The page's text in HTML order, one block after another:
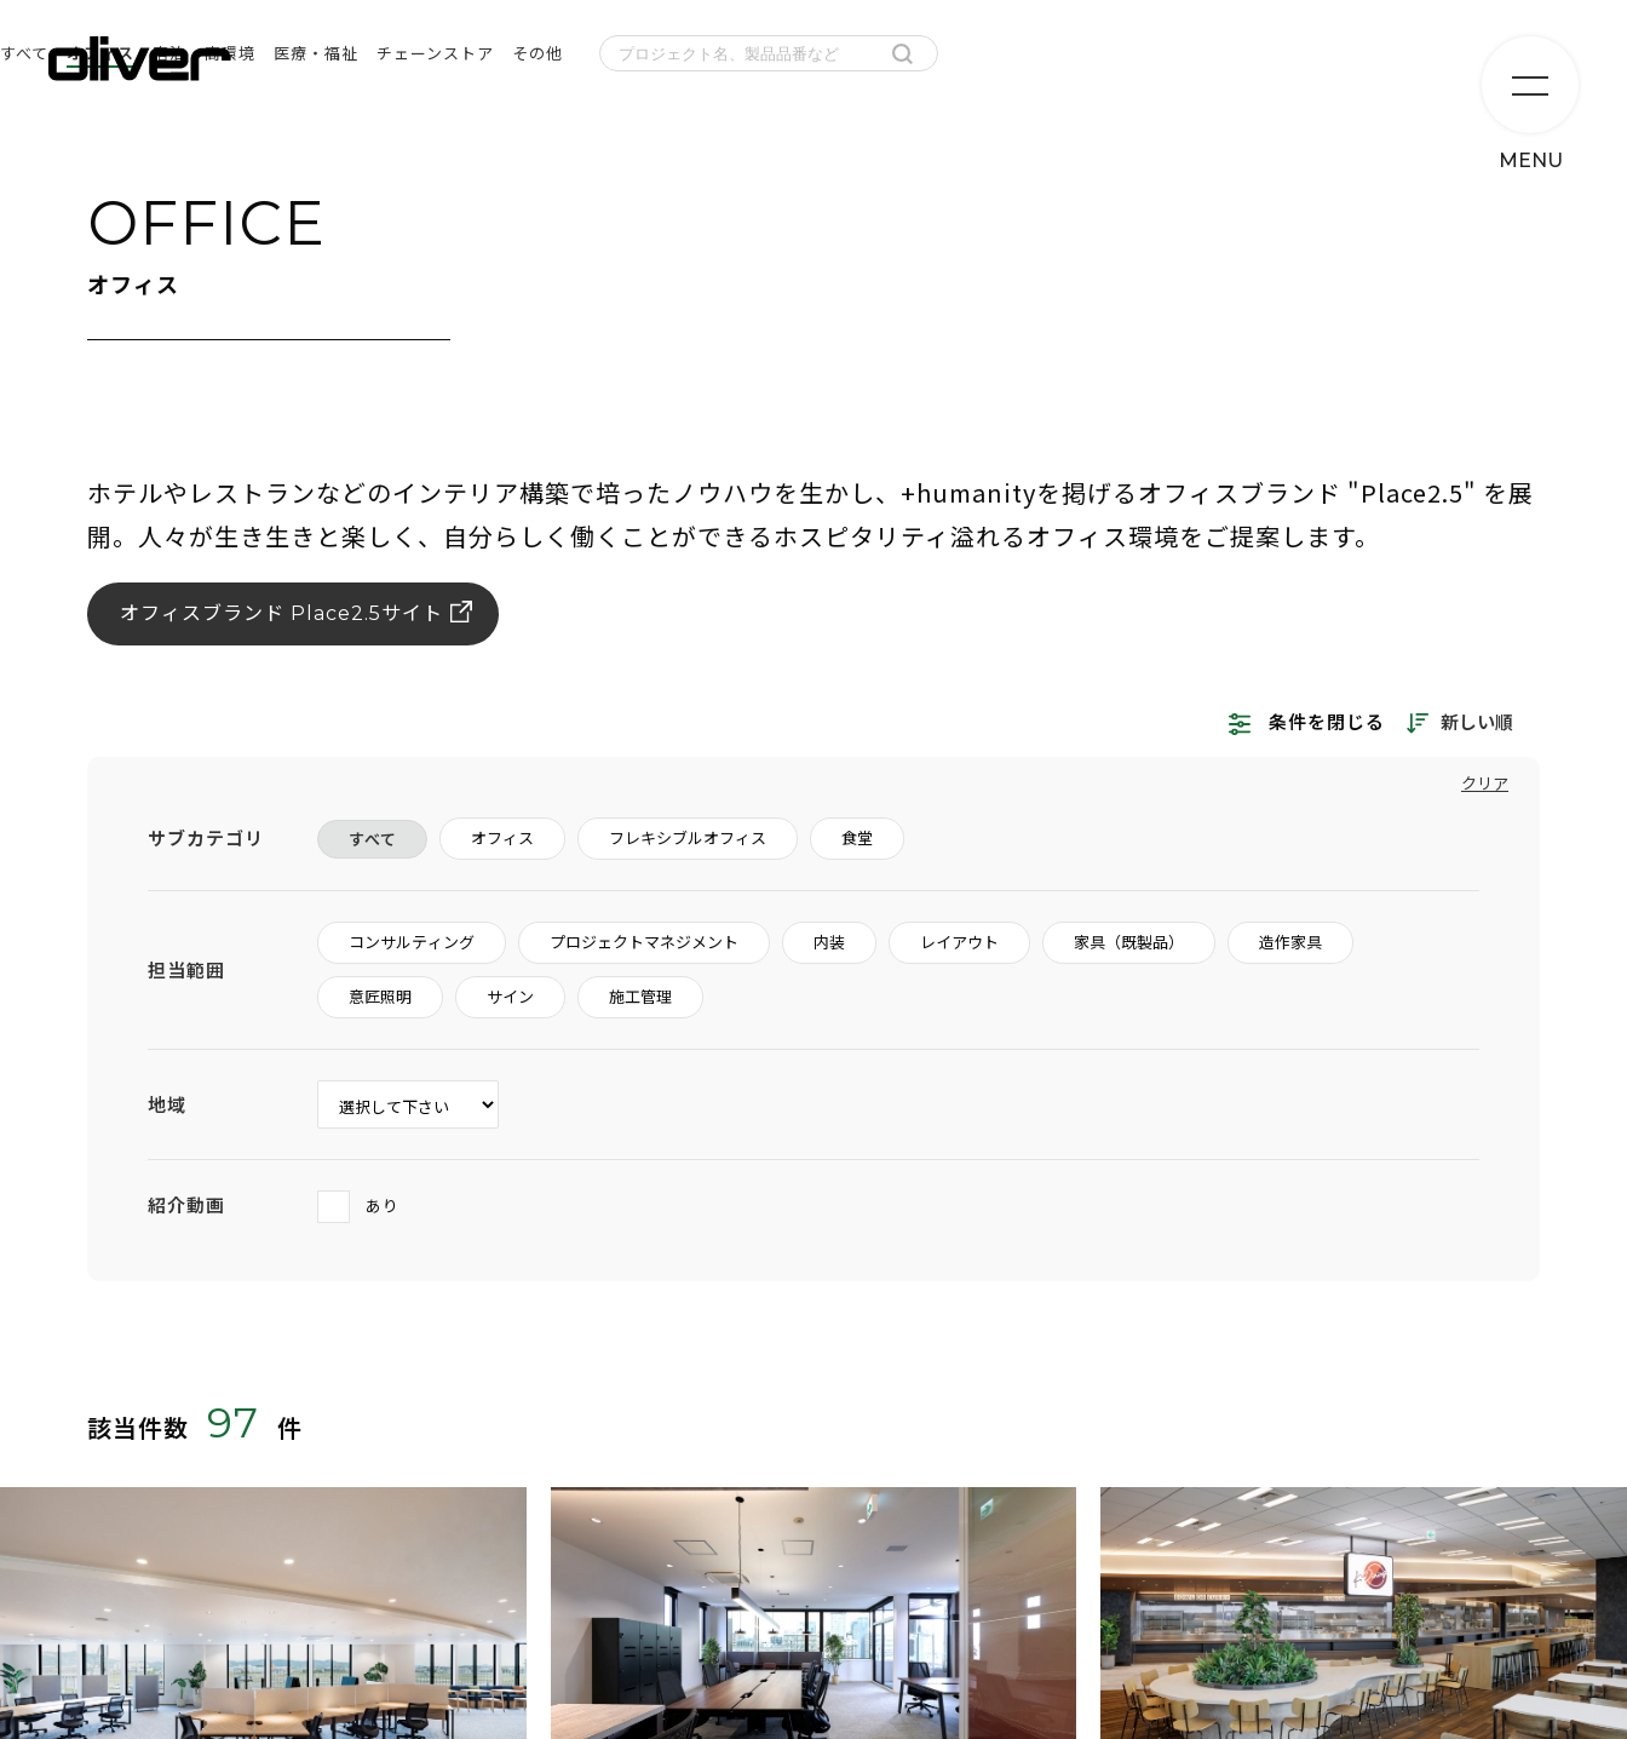
すべて オフィス 宿泊 商環境 医療・福祉 チェーンストア その他
MENU
OFFICE
オフィス
ホテルやレストランなどのインテリア構築で培ったノウハウを生かし、+humanityを掲げるオフィスブランド "Place2.5" を展
開。人々が生き生きと楽しく、自分らしく働くことができるホスピタリティ溢れるオフィス環境をご提案します。
オフィスブランド Place2.5サイト
条件を閉じる 新しい順
クリア
サブカテゴリ すべて オフィス フレキシブルオフィス 食堂
担当範囲
コンサルティング プロジェクトマネジメント 内装 レイアウト 家具（既製品） 造作家具
意匠照明 サイン 施工管理
地域
紹介動画 あり
該当件数 97 件